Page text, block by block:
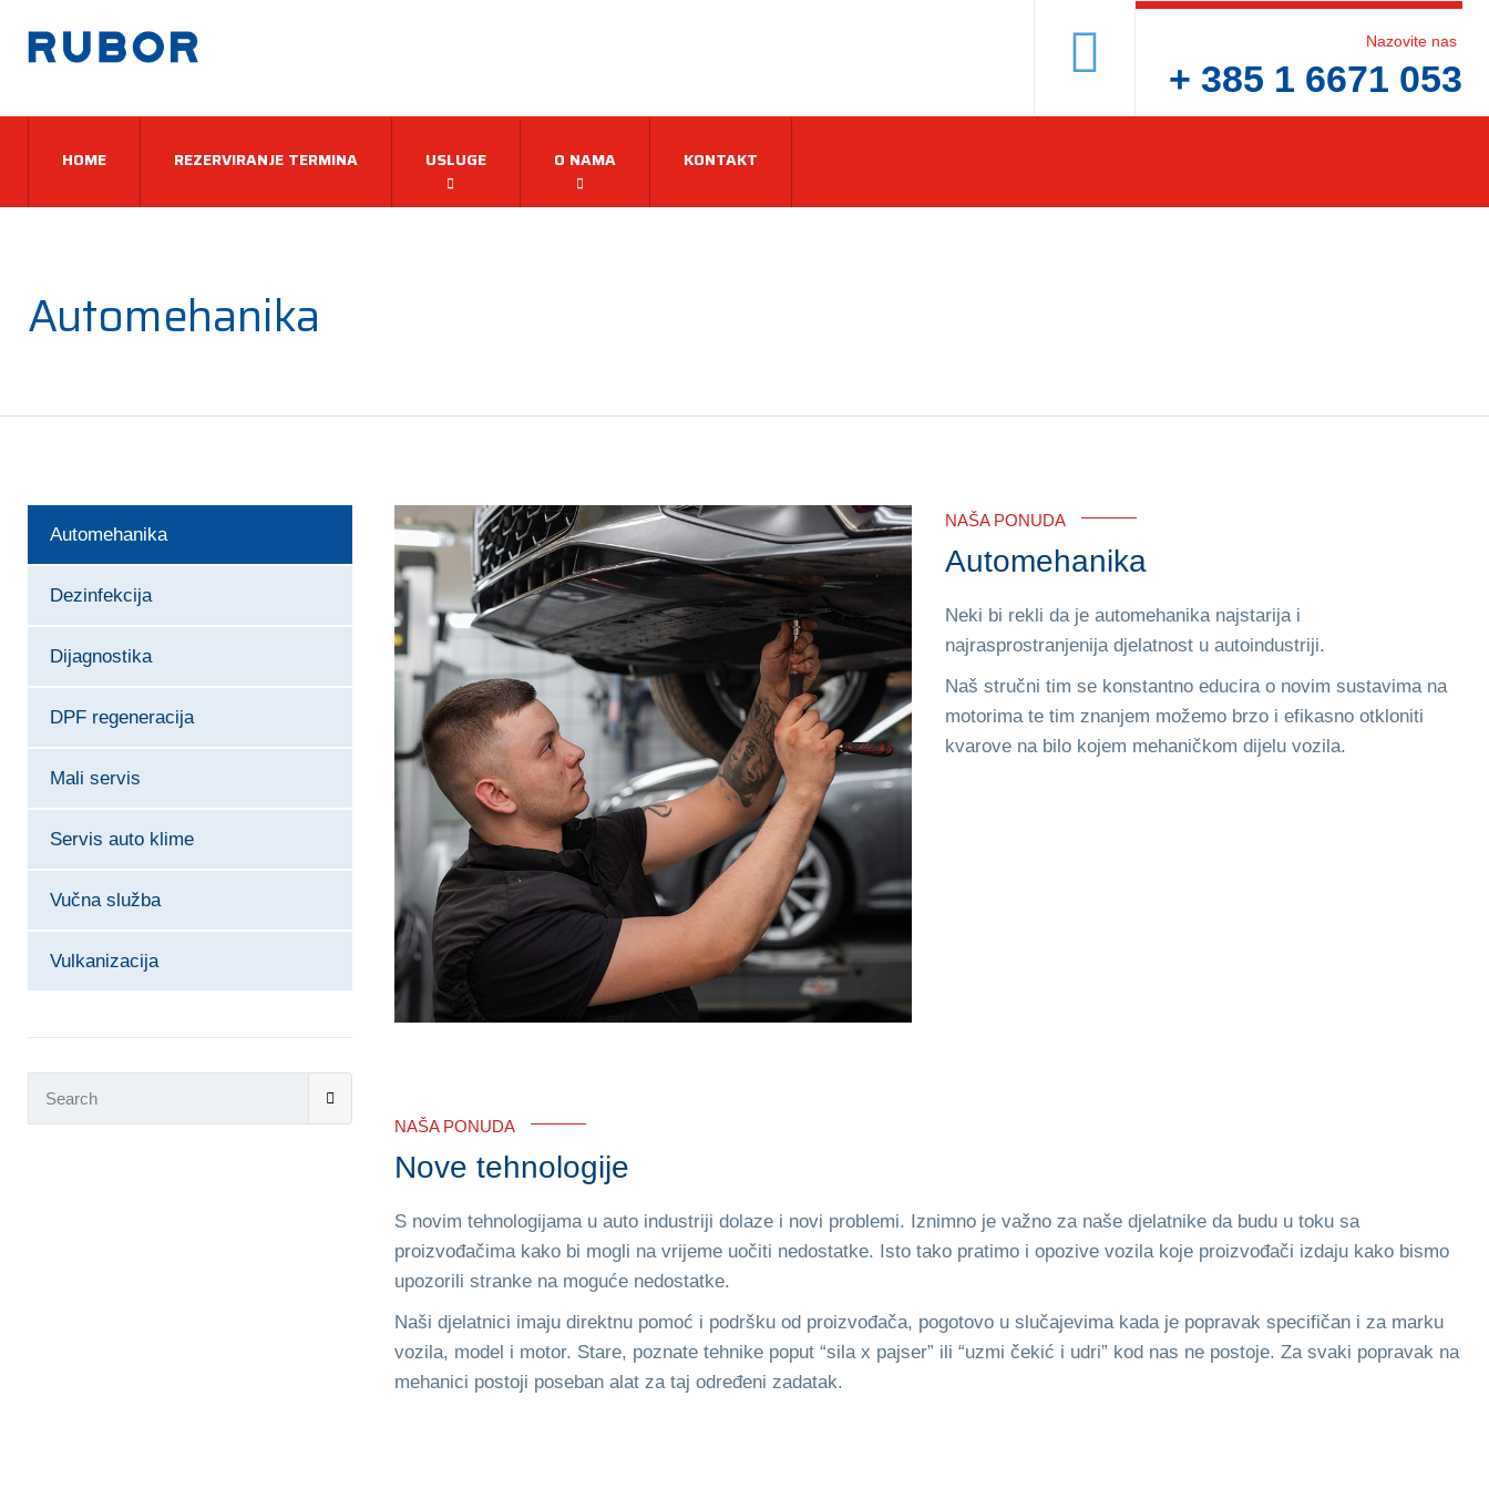
Nazovite nas
+ 385 1 6671 053
HOME REZERVIRANJE TERMINA USLUGE O NAMA KONTAKT
Automehanika
Automehanika
Dezinfekcija
Dijagnostika
DPF regeneracija
Mali servis
Servis auto klime
Vučna služba
Vulkanizacija
NAŠA PONUDA
Automehanika
Neki bi rekli da je automehanika najstarija i
najrasprostranjenija djelatnost u autoindustriji.
Naš stručni tim se konstantno educira o novim sustavima na
motorima te tim znanjem možemo brzo i efikasno otkloniti
kvarove na bilo kojem mehaničkom dijelu vozila.
NAŠA PONUDA
Nove tehnologije
S novim tehnologijama u auto industriji dolaze i novi problemi. Iznimno je važno za naše djelatnike da budu u toku sa
proizvođačima kako bi mogli na vrijeme uočiti nedostatke. Isto tako pratimo i opozive vozila koje proizvođači izdaju kako bismo
upozorili stranke na moguće nedostatke.
Naši djelatnici imaju direktnu pomoć i podršku od proizvođača, pogotovo u slučajevima kada je popravak specifičan i za marku
vozila, model i motor. Stare, poznate tehnike poput “sila x pajser” ili “uzmi čekić i udri” kod nas ne postoje. Za svaki popravak na
mehanici postoji poseban alat za taj određeni zadatak.